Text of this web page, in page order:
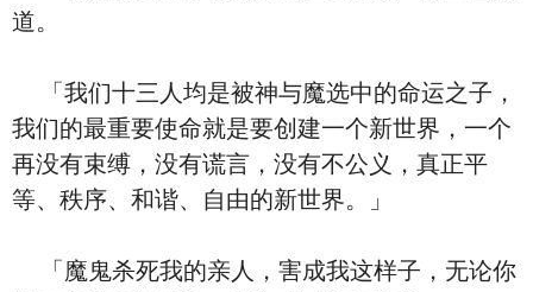
道。
「我们十三人均是被神与魔选中的命运之子，
我们的最重要使命就是要创建一个新世界，一个
再没有束缚，没有谎言，没有不公义，真正平
等、秩序、和谐、自由的新世界。」
「魔鬼杀死我的亲人，害成我这样子，无论你